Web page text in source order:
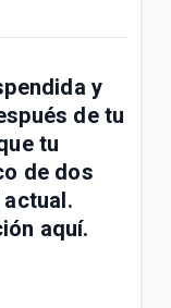
LTE Tigo? |
si
| Móvil
o
y
de tu
tu
de dos
.
aquí.